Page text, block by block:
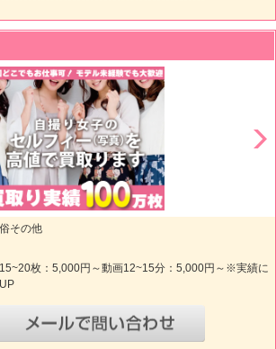
その他
枚：5,000円～動画12~15分：5,000円～※実績に